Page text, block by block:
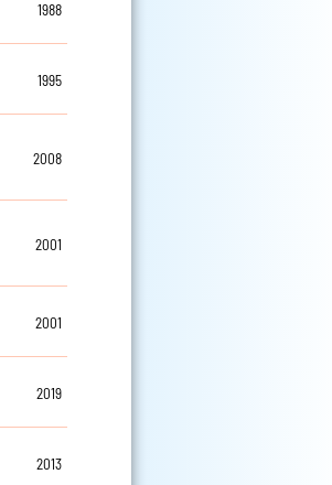
1988
1995
2008
2001
2001
2019
2013